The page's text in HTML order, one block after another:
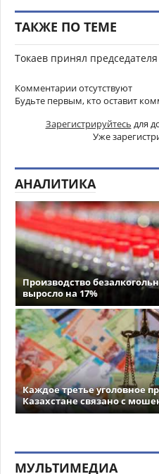
ТАКЖЕ ПО ТЕМЕ
Токаев принял
Комментарии отсутствуют
Будьте первым, кто оставит
Зарегистрируйтесь для
Уже
АНАЛИТИКА
Производство
выросло на 17%
Каждое третье уголовное
Казахстане связано с
МУЛЬТИМЕДИА